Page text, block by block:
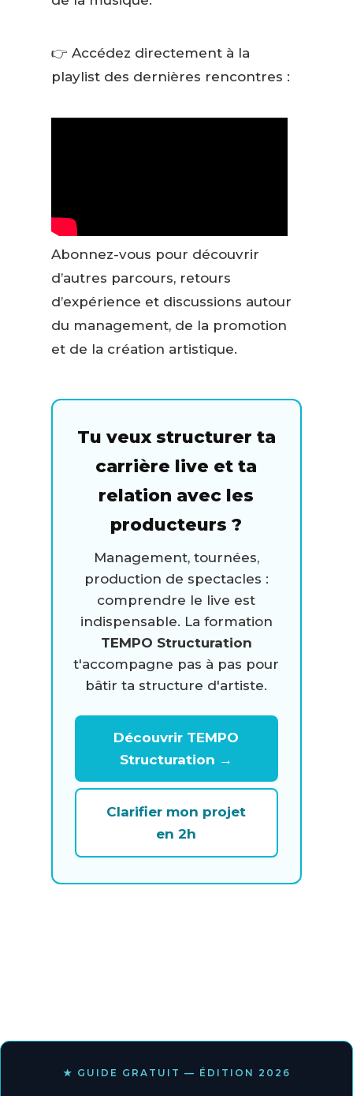
👉 Accédez directement à la
playlist des dernières rencontres :
Abonnez-vous pour découvrir
d’autres parcours, retours
d’expérience et discussions autour
du management, de la promotion
et de la création artistique.
Tu veux structurer ta
carrière live et ta
relation avec les
producteurs ?
Management, tournées,
production de spectacles :
comprendre le live est
indispensable. La formation
TEMPO Structuration
t'accompagne pas à pas pour
bâtir ta structure d'artiste.
Découvrir TEMPO
Structuration →
Clarifier mon projet
en 2h
★ GUIDE GRATUIT — ÉDITION 2026